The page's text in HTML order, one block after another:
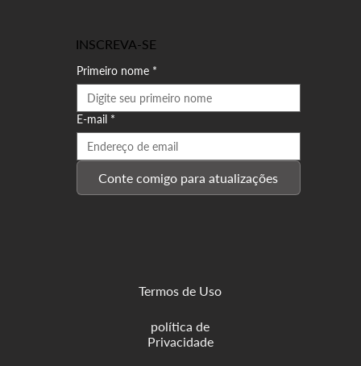
INSCREVA-SE
Primeiro nome *
E-mail *
Conte comigo para atualizações
Termos de Uso
política de
Privacidade